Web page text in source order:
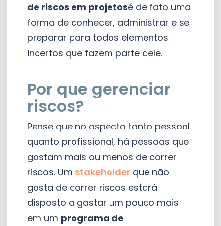
de riscos em projetosé de fato uma
forma de conhecer, administrar e se
preparar para todos elementos
incertos que fazem parte dele.
Por que gerenciar
riscos?
Pense que no aspecto tanto pessoal
quanto profissional, há pessoas que
gostam mais ou menos de correr
riscos. Um stakeholder que não
gosta de correr riscos estará
disposto a gastar um pouco mais
em um programa de